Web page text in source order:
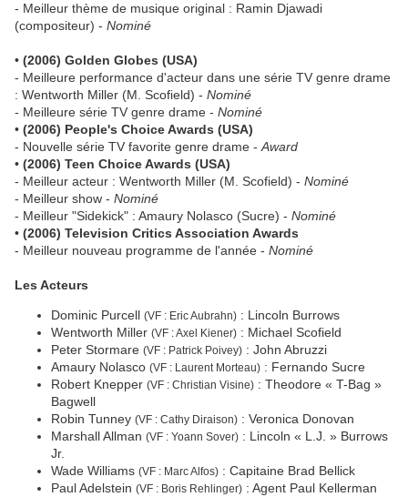
- Meilleur thème de musique original : Ramin Djawadi
(compositeur) - Nominé
• (2006) Golden Globes (USA)
- Meilleure performance d'acteur dans une série TV genre drame
: Wentworth Miller (M. Scofield) - Nominé
- Meilleure série TV genre drame - Nominé
• (2006) People's Choice Awards (USA)
- Nouvelle série TV favorite genre drame - Award
• (2006) Teen Choice Awards (USA)
- Meilleur acteur : Wentworth Miller (M. Scofield) - Nominé
- Meilleur show - Nominé
- Meilleur "Sidekick" : Amaury Nolasco (Sucre) - Nominé
• (2006) Television Critics Association Awards
- Meilleur nouveau programme de l'année - Nominé
Les Acteurs
Dominic Purcell (VF : Eric Aubrahn) : Lincoln Burrows
Wentworth Miller (VF : Axel Kiener) : Michael Scofield
Peter Stormare (VF : Patrick Poivey) : John Abruzzi
Amaury Nolasco (VF : Laurent Morteau) : Fernando Sucre
Robert Knepper (VF : Christian Visine) : Theodore « T-Bag »
Bagwell
Robin Tunney (VF : Cathy Diraison) : Veronica Donovan
Marshall Allman (VF : Yoann Sover) : Lincoln « L.J. » Burrows
Jr.
Wade Williams (VF : Marc Alfos) : Capitaine Brad Bellick
Paul Adelstein (VF : Boris Rehlinger) : Agent Paul Kellerman